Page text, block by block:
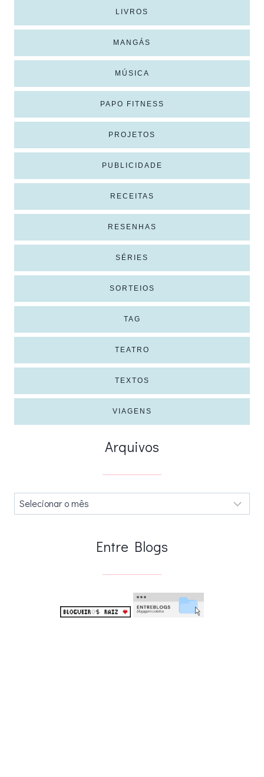
LIVROS
MANGÁS
MÚSICA
PAPO FITNESS
PROJETOS
PUBLICIDADE
RECEITAS
RESENHAS
SÉRIES
SORTEIOS
TAG
TEATRO
TEXTOS
VIAGENS
Arquivos
Arquivos
Entre Blogs